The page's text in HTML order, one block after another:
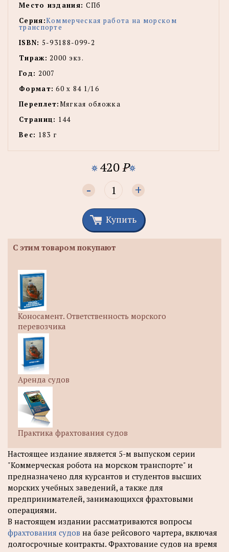
Место издания: СПб
Серия:Коммерческая работа на морском
транспорте
ISBN: 5-93188-099-2
Тираж: 2000 экз.
Год: 2007
Формат: 60 х 84 1/16
Переплет:Мягкая обложка
Страниц: 144
Вес: 183 г
420P
- +
Купить
С этим товаром покупают
Коносамент. Ответственность морского
перевозчика
Аренда судов
Практика фрахтования судов
Настоящее издание является 5-м выпуском серии
"Коммерческая робота на морском транспорте" и
предназначено для курсантов и студентов высших
морских учебных заведений, а также для
предпринимателей, занимающихся фрахтовыми
операциями.
В настоящем издании рассматриваются вопросы
фрахтования судов на базе рейсового чартера, включая
долгосрочные контракты. Фрахтование судов на время